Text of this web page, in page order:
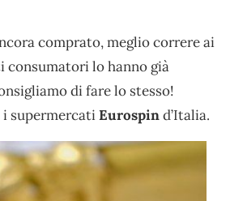
comprato, meglio correre ai
consumatori lo hanno già
di fare lo stesso!
supermercatiEurospind’Italia.